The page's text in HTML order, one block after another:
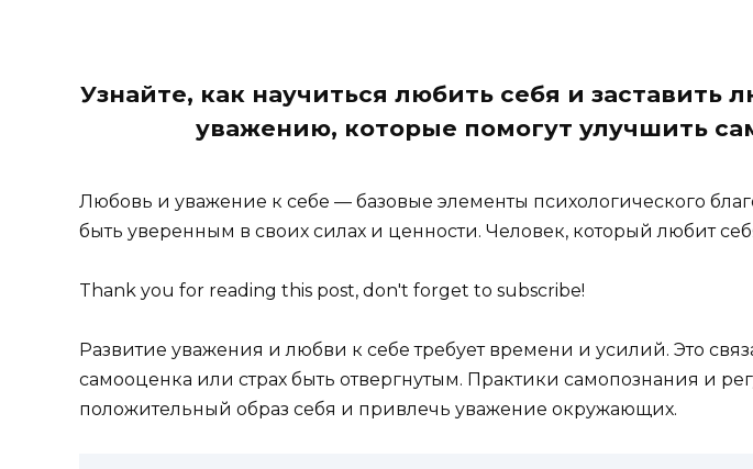
Узнайте, как научиться любить себя и
уважению, которые помогут улучшить
Любовь и уважение к себе — базовые элементы психологического
быть уверенным в своих силах и ценности. Человек, который любит
Thank you for reading this post, don't forget to subscribe!
Развитие уважения и любви к себе требует времени и усилий. Это
самооценка или страх быть отвергнутым. Практики самопознания и
положительный образ себя и привлечь уважение окружающих.